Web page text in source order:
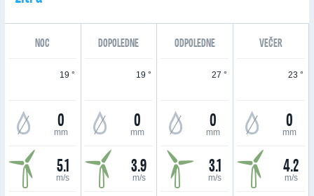
NOC DOPOLEDNE ODPOLEDNE VEČER
19 °
0
mm
5.1
m/s
19 °
0
mm
3.9
m/s
27 °
0
mm
3.1
m/s
23 °
0
mm
4.2
m/s